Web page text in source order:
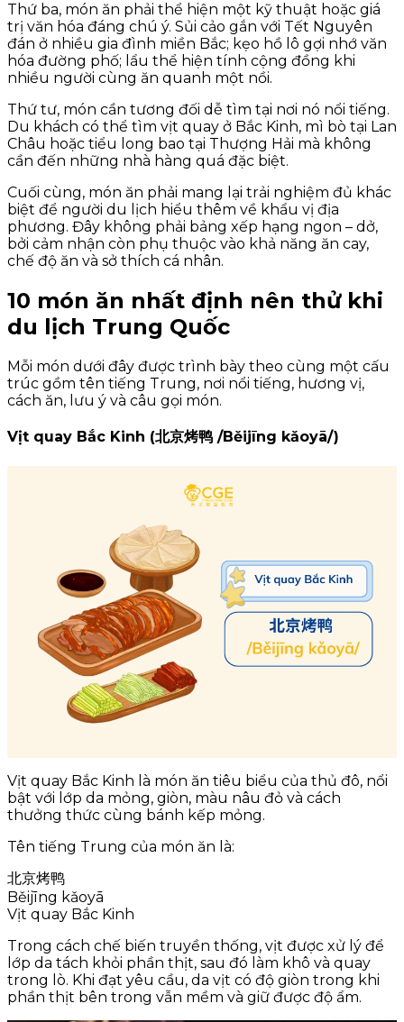
Thứ ba, món ăn phải thể hiện một kỹ thuật hoặc giá
trị văn hóa đáng chú ý. Sủi cảo gắn với Tết Nguyên
đán ở nhiều gia đình miền Bắc; kẹo hồ lô gợi nhớ văn
hóa đường phố; lẩu thể hiện tính cộng đồng khi
nhiều người cùng ăn quanh một nồi.
Thứ tư, món cần tương đối dễ tìm tại nơi nó nổi tiếng.
Du khách có thể tìm vịt quay ở Bắc Kinh, mì bò tại Lan
Châu hoặc tiểu long bao tại Thượng Hải mà không
cần đến những nhà hàng quá đặc biệt.
Cuối cùng, món ăn phải mang lại trải nghiệm đủ khác
biệt để người du lịch hiểu thêm về khẩu vị địa
phương. Đây không phải bảng xếp hạng ngon – dở,
bởi cảm nhận còn phụ thuộc vào khả năng ăn cay,
chế độ ăn và sở thích cá nhân.
10 món ăn nhất định nên thử khi
du lịch Trung Quốc
Mỗi món dưới đây được trình bày theo cùng một cấu
trúc gồm tên tiếng Trung, nơi nổi tiếng, hương vị,
cách ăn, lưu ý và câu gọi món.
Vịt quay Bắc Kinh (北京烤鸭 /Běijīng kǎoyā/)
Vịt quay Bắc Kinh là món ăn tiêu biểu của thủ đô, nổi
bật với lớp da mỏng, giòn, màu nâu đỏ và cách
thưởng thức cùng bánh kếp mỏng.
Tên tiếng Trung của món ăn là:
北京烤鸭
Běijīng kǎoyā
Vịt quay Bắc Kinh
Trong cách chế biến truyền thống, vịt được xử lý để
lớp da tách khỏi phần thịt, sau đó làm khô và quay
trong lò. Khi đạt yêu cầu, da vịt có độ giòn trong khi
phần thịt bên trong vẫn mềm và giữ được độ ẩm.